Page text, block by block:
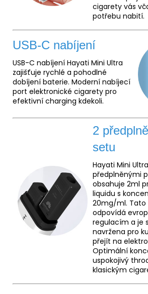
cigarety vás
potřebu nabití.
USB-C nabíjení
USB-C nabíjení Hayati Mini Ultra
zajišťuje rychlé a pohodlné
dobíjení baterie. Moderní nabíjecí
port elektronické cigarety pro
efektivní charging kdekoli.
2
setu
Hayati Mini
předplněnými
obsahuje 2ml
liquidu s
20mg/ml. Tato
odpovídá
regulacím a je
navržena pro
přejít na
Optimální
uspokojivý
klasickým